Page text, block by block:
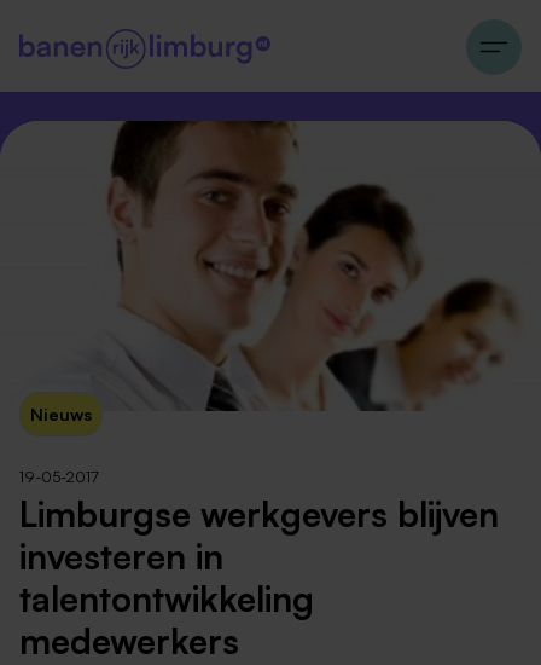
Nieuws
19-05-2017
Limburgse werkgevers blijven
investeren in
talentontwikkeling
medewerkers